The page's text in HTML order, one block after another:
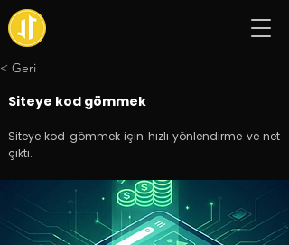
< Geri
Siteye kod gömmek
Siteye kod gömmek için hızlı yönlendirme ve net
çıktı.